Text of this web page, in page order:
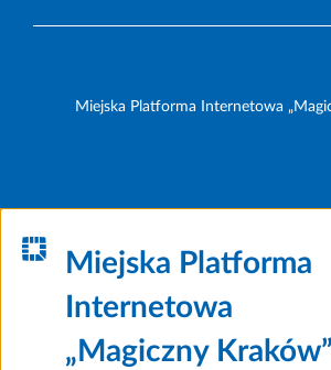
Miejska Platforma Internetowa
Miejska Platforma
Internetowa
„Magiczny Kraków”